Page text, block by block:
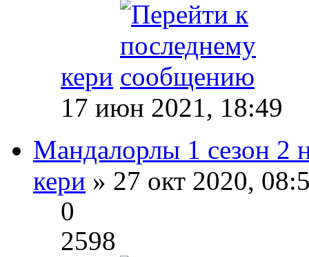
кери
17 июн 2021, 18:49
Мандалорлы 1 сезон 2
кери » 27 окт 2020,
0
2598